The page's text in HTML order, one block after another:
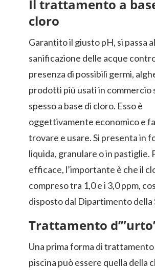
Il trattamento a
cloro
Garantito il giusto pH, si passa
sanificazione delle acque
presenza di possibili germi,
prodotti più usati in commercio
spesso a base di cloro. Esso è
oggettivamente economico e
trovare e usare. Si presenta in
liquida, granulare o in pastiglie.
efficace, l’importante è che il
compreso tra 1,0 e i 3,0 ppm,
disposto dal Dipartimento della
Trattamento
Una prima forma di trattamento
piscina può essere quella della